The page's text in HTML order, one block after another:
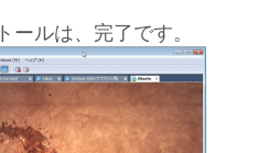
ールは、完了です。